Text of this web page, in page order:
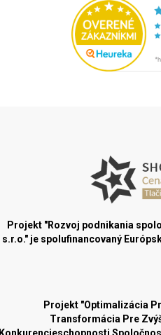
Projekt "Rozvoj podnikania
s.r.o." je spolufinancovaný
Projekt "Optimalizácia
Transformácia Pre